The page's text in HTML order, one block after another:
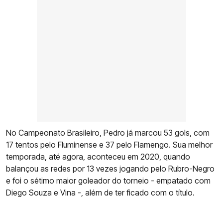
No Campeonato Brasileiro, Pedro já marcou 53 gols, com
17 tentos pelo Fluminense e 37 pelo Flamengo. Sua melhor
temporada, até agora, aconteceu em 2020, quando
balançou as redes por 13 vezes jogando pelo Rubro-Negro
e foi o sétimo maior goleador do torneio - empatado com
Diego Souza e Vina -, além de ter ficado com o título.